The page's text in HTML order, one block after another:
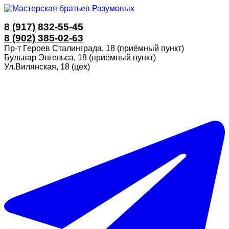
8 (917) 832-55-45
8 (902) 385-02-63
Пр-т Героев Сталинграда, 18 (приёмный пункт)
Бульвар Энгельса, 18 (приёмный пункт)
Ул.Вилянская, 18 (цех)